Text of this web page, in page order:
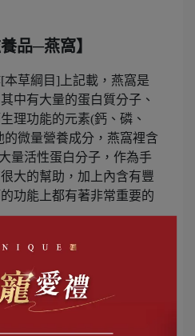
品─燕窩】
草綱目]上記載，燕窩是
中有大量的蛋白質分子、
理功能的元素(鈣、磷、
微量營養成分，燕窩裡含
量活性蛋白分子，作為手
大的幫助，加上內含有豐
功能上都有著非常重要的
種類，不同的手術也有不
傷口和元氣復原的營養建
是腸胃道手術等，請依照